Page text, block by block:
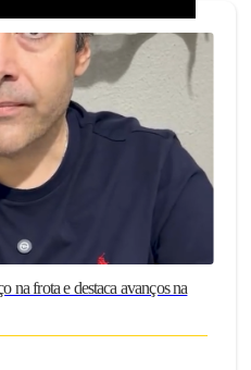
na frota e destaca avanços na